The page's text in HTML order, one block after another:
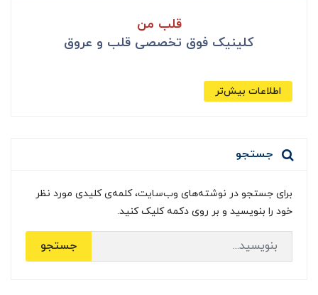
قلب من
کلینیک فوق تخصصی قلب و عروق
اطلاعات بیش‌تر
جستجو
برای جستجو در نوشته‌های وب‌سایت، کلمه‌ی کلیدی مورد نظر
خود را بنویسید و بر روی دکمه کلیک کنید.
جستجو